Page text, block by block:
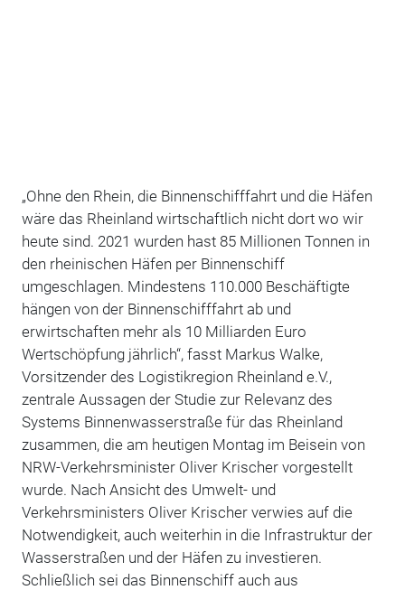
„Ohne den Rhein, die Binnenschifffahrt und die Häfen
wäre das Rheinland wirtschaftlich nicht dort wo wir
heute sind. 2021 wurden hast 85 Millionen Tonnen in
den rheinischen Häfen per Binnenschiff
umgeschlagen. Mindestens 110.000 Beschäftigte
hängen von der Binnenschifffahrt ab und
erwirtschaften mehr als 10 Milliarden Euro
Wertschöpfung jährlich“, fasst Markus Walke,
Vorsitzender des Logistikregion Rheinland e.V.,
zentrale Aussagen der Studie zur Relevanz des
Systems Binnenwasserstraße für das Rheinland
zusammen, die am heutigen Montag im Beisein von
NRW-Verkehrsminister Oliver Krischer vorgestellt
wurde. Nach Ansicht des Umwelt- und
Verkehrsministers Oliver Krischer verwies auf die
Notwendigkeit, auch weiterhin in die Infrastruktur der
Wasserstraßen und der Häfen zu investieren.
Schließlich sei das Binnenschiff auch aus